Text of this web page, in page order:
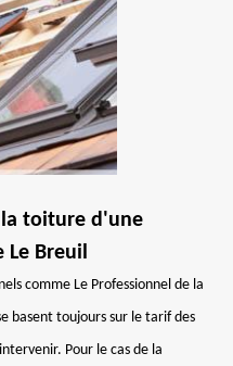
toiture d'une
Le Breuil
comme Le Professionnel de la
basent toujours sur le tarif des
Pour le cas de la